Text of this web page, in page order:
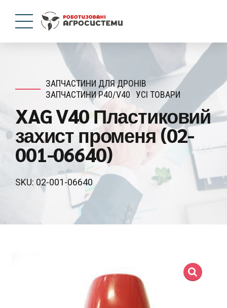
ЗАПЧАСТИНИ ДЛЯ ДРОНІВ
ЗАПЧАСТИНИ P40/V40 УСІ ТОВАРИ
XAG V40 Пластиковий
захист променя (02-
001-06640)
SKU: 02-001-06640